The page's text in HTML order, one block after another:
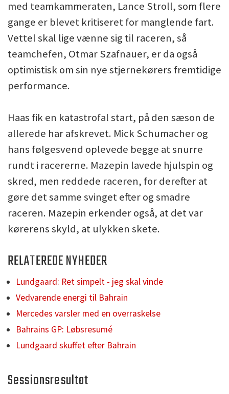
med teamkammeraten, Lance Stroll, som flere
gange er blevet kritiseret for manglende fart.
Vettel skal lige vænne sig til raceren, så
teamchefen, Otmar Szafnauer, er da også
optimistisk om sin nye stjernekørers fremtidige
performance.
Haas fik en katastrofal start, på den sæson de
allerede har afskrevet. Mick Schumacher og
hans følgesvend oplevede begge at snurre
rundt i racererne. Mazepin lavede hjulspin og
skred, men reddede raceren, for derefter at
gøre det samme svinget efter og smadre
raceren. Mazepin erkender også, at det var
kørerens skyld, at ulykken skete.
RELATEREDE NYHEDER
Lundgaard: Ret simpelt - jeg skal vinde
Vedvarende energi til Bahrain
Mercedes varsler med en overraskelse
Bahrains GP: Løbsresumé
Lundgaard skuffet efter Bahrain
Sessionsresultat